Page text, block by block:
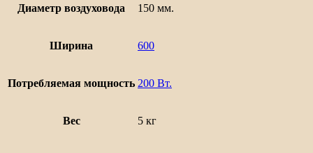
Диаметр воздуховода 150 мм.
Ширина 600
Потребляемая мощность 200 Вт.
Вес 5 кг